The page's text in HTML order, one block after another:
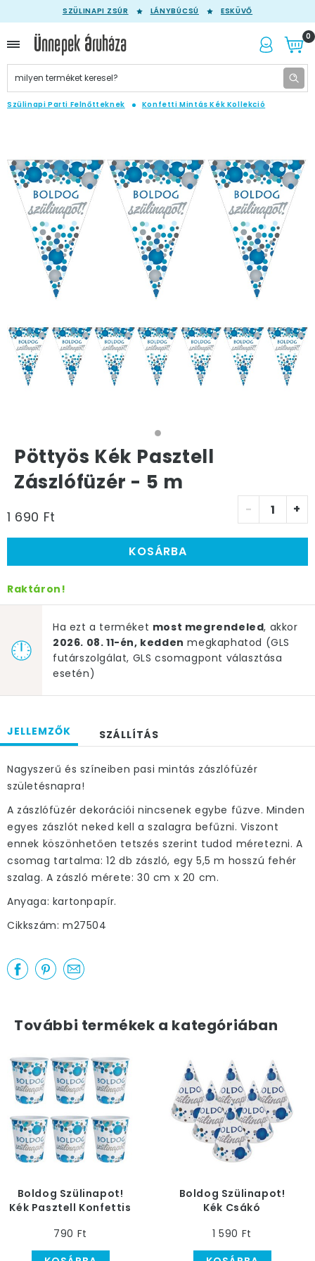
SZÜLINAPI ZSÚR LÁNYBÚCSÚ ESKÜVŐ
0
Szülinapi Parti Felnőtteknek Konfetti Mintás Kék Kollekció
Pöttyös Kék Pasztell
Zászlófüzér - 5 m
1 690 Ft - +
KOSÁRBA
Raktáron!
Ha ezt a terméket most megrendeled, akkor
2026. 08. 11-én, kedden megkaphatod (GLS
futárszolgálat, GLS csomagpont választása
esetén)
JELLEMZŐK SZÁLLÍTÁS
Nagyszerű és színeiben pasi mintás zászlófüzér
születésnapra!
A zászlófüzér dekorációi nincsenek egybe fűzve. Minden
egyes zászlót neked kell a szalagra befűzni. Viszont
ennek köszönhetően tetszés szerint tudod méretezni. A
csomag tartalma: 12 db zászló, egy 5,5 m hosszú fehér
szalag. A zászló mérete: 30 cm x 20 cm.
Anyaga: kartonpapír.
Cikkszám: m27504
További termékek a kategóriában
Boldog Szülinapot!
Kék Pasztell Konfettis
790 Ft
Boldog Szülinapot!
Kék Csákó
1 590 Ft